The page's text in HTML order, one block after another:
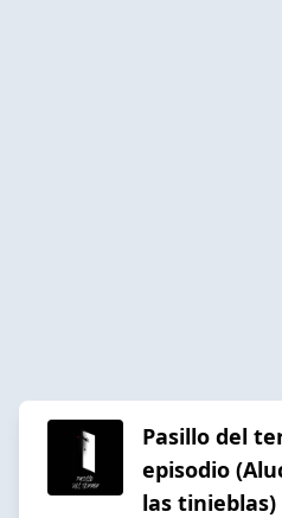
Pasillo del
episodio
las tinieblas)